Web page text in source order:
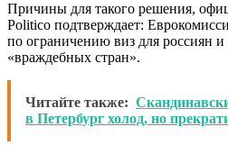
Причины для такого решения,
Politico подтверждает:
по ограничению виз для россиян
«враждебных стран».
Читайте также:
в Петербург холод, но